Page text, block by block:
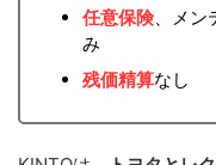
任意保険、メン
み
残価精算なし